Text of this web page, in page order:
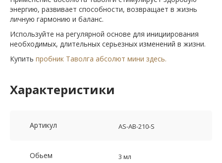
энергию, развивает способности, возвращает в жизнь
личную гармонию и баланс.
Используйте на регулярной основе для инициирования
необходимых, длительных серьезных изменений в жизни.
Купить пробник Таволга абсолют мини здесь.
Характеристики
Артикул AS-AB-210-S
Обьем 3 мл